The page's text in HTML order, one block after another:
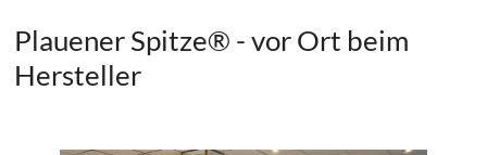
Plauener Spitze® - vor Ort beim
Hersteller